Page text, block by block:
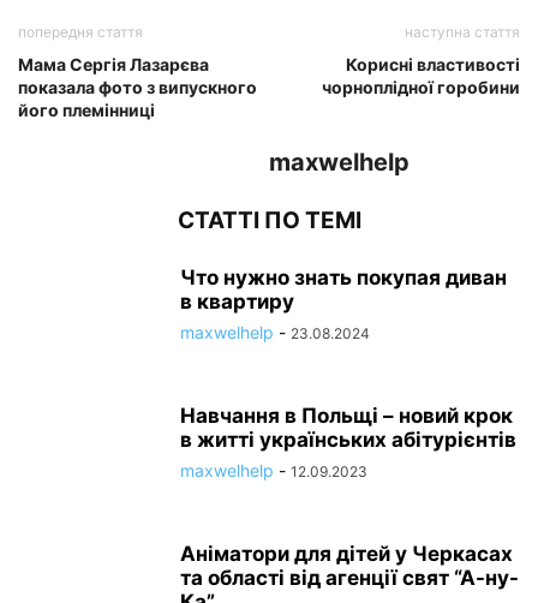
попередня стаття
Мама Сергія Лазарєва
показала фото з випускного
його племінниці
наступна стаття
Корисні властивості
чорноплідної горобини
maxwelhelp
СТАТТІ ПО ТЕМІ
Что нужно знать покупая диван
в квартиру
maxwelhelp - 23.08.2024
Навчання в Польщі – новий крок
в житті українських абітурієнтів
maxwelhelp - 12.09.2023
Аніматори для дітей у Черкасах
та області від агенції свят “А-ну-